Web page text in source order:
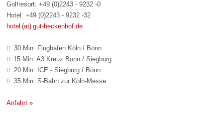
Golfresort: +49 (0)2243 - 9232 -0
Hotel: +49 (0)2243 - 9232 -32
hotel (at) gut-heckenhof.de
 30 Min: Flughafen Köln / Bonn
 15 Min: A3 Kreuz Bonn / Siegburg
 20 Min: ICE - Siegburg / Bonn
 35 Min: S-Bahn zur Köln-Messe
Anfahrt »